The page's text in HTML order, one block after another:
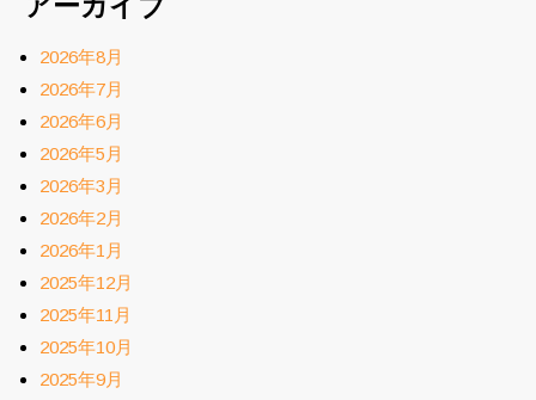
アーカイブ
2026年8月
2026年7月
2026年6月
2026年5月
2026年3月
2026年2月
2026年1月
2025年12月
2025年11月
2025年10月
2025年9月